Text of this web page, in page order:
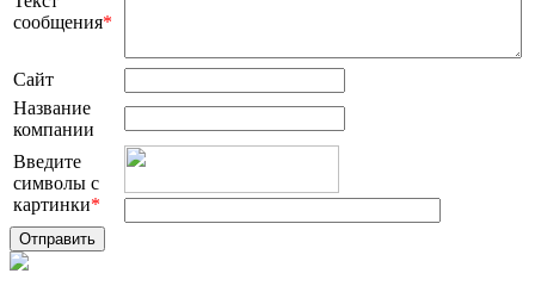
сообщения*
Сайт
Название
компании
Введите
символы с
картинки*